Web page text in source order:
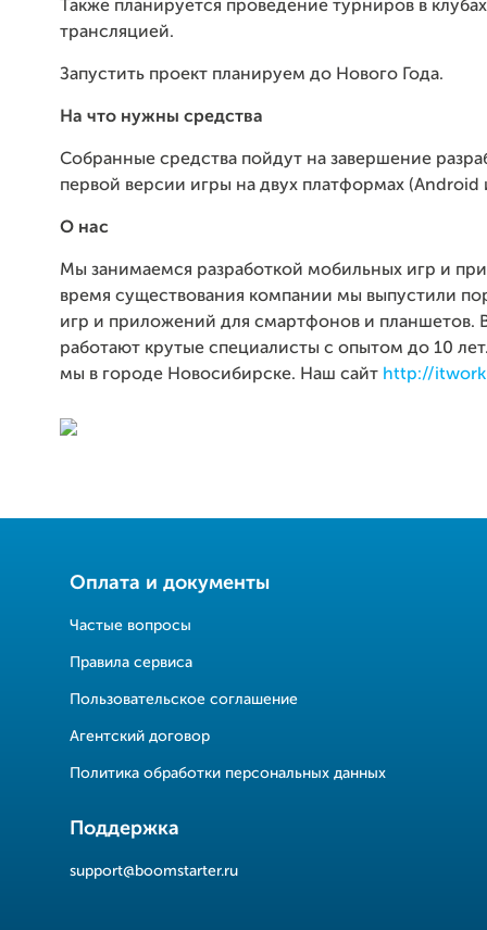
Также планируется проведение турниров в
трансляцией.
Запустить проект планируем до Нового Года.
На что нужны средства
Собранные средства пойдут на завершение
первой версии игры на двух платформах (Android
О нас
Мы занимаемся разработкой мобильных игр и
время существования компании мы выпустили
игр и приложений для смартфонов и планшетов.
работают крутые специалисты c опытом до 10
мы в городе Новосибирске. Наш сайт http://
Оплата и документы
Частые вопросы
Правила сервиса
Пользовательское соглашение
Агентский договор
Политика обработки персональных данных
Поддержка
support@boomstarter.ru